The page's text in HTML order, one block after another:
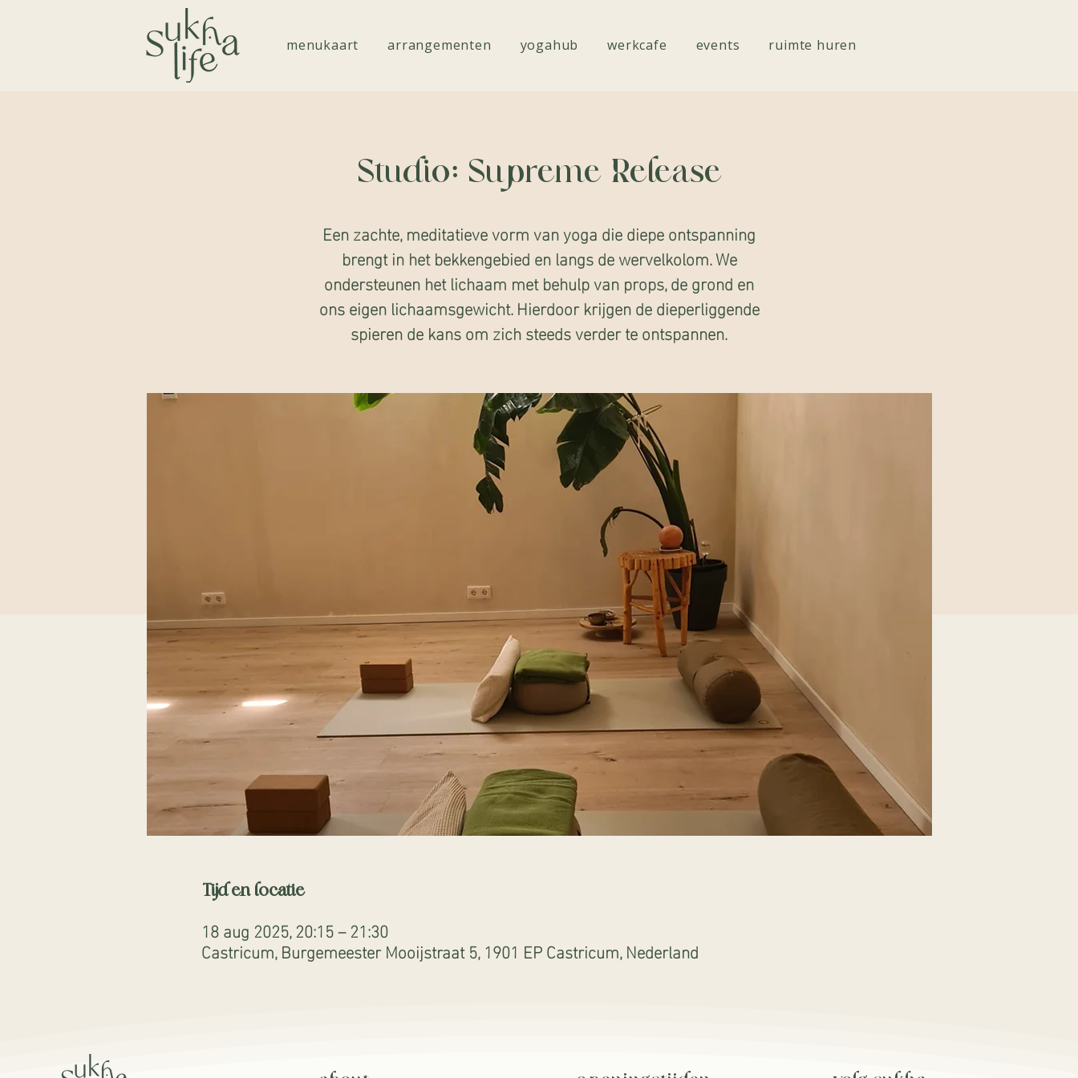
menukaart arrangementen yogahub werkcafe events ruimte huren
Studio: Supreme Release
Een zachte, meditatieve vorm van yoga die diepe ontspanning
brengt in het bekkengebied en langs de wervelkolom. We
ondersteunen het lichaam met behulp van props, de grond en
ons eigen lichaamsgewicht. Hierdoor krijgen de dieperliggende
spieren de kans om zich steeds verder te ontspannen.
Tijd en locatie
18 aug 2025, 20:15 – 21:30
Castricum, Burgemeester Mooijstraat 5, 1901 EP Castricum, Nederland